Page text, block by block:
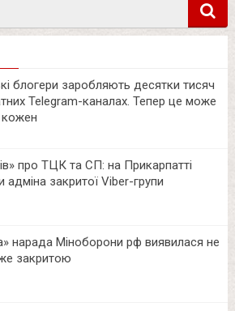
блогери заробляють десятки тисяч
Telegram-каналах. Тепер це може
кожен
про ТЦК та СП: на Прикарпатті
адміна закритої Viber-групи
нарада Міноборони рф виявилася не
закритою